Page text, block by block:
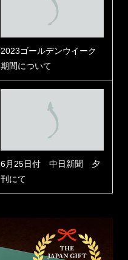
2023ゴールデンウイーク
期間について
6月25日付 中日新聞 夕
刊にて